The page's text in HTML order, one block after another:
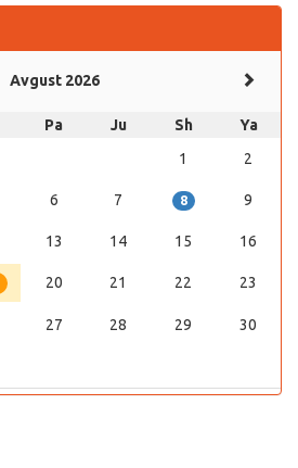
Avgust 2026
Pa Ju Sh
Ya
1
2
6 7 8 9
13 14 15 16
20 21 22 23
27 28 29 30